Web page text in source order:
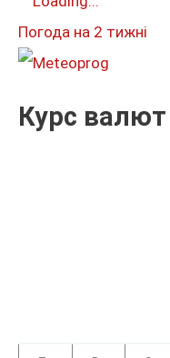
:
Погода на 2 тижні
Курс валют